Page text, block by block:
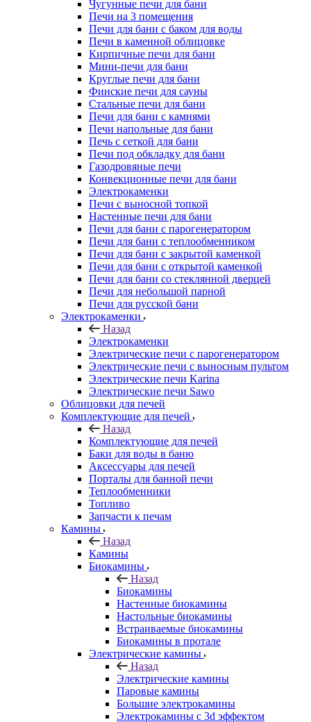
Чугунные печи для бани
Печи на 3 помещения
Печи для бани с баком для воды
Печи в каменной облицовке
Кирпичные печи для бани
Мини-печи для бани
Круглые печи для бани
Финские печи для сауны
Стальные печи для бани
Печи для бани с камнями
Печи напольные для бани
Печь с сеткой для бани
Печи под обкладку для бани
Газодровяные печи
Конвекционные печи для бани
Электрокаменки
Печи с выносной топкой
Настенные печи для бани
Печи для бани с парогенератором
Печи для бани с теплообменником
Печи для бани с закрытой каменкой
Печи для бани с открытой каменкой
Печи для бани со стеклянной дверцей
Печи для небольшой парной
Печи для русской бани
Электрокаменки
Назад
Электрокаменки
Электрические печи с парогенератором
Электрические печи с выносным пультом
Электрические печи Karina
Электрические печи Sawo
Облицовки для печей
Комплектующие для печей
Назад
Комплектующие для печей
Баки для воды в баню
Аксессуары для печей
Порталы для банной печи
Теплообменники
Топливо
Запчасти к печам
Камины
Назад
Камины
Биокамины
Назад
Биокамины
Настенные биокамины
Настольные биокамины
Встраиваемые биокамины
Биокамины в протале
Электрические камины
Назад
Электрические камины
Паровые камины
Большие электрокамины
Электрокамины с 3d эффектом